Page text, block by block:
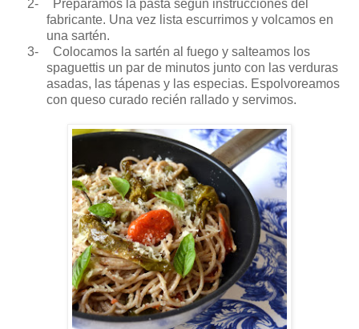
2-
Preparamos la pasta según instrucciones del
fabricante. Una vez lista escurrimos y volcamos en
una sartén.
3-
Colocamos la sartén al fuego y salteamos los
spaguettis un par de minutos junto con las verduras
asadas, las tápenas y las especias. Espolvoreamos
con queso curado recién rallado y servimos.